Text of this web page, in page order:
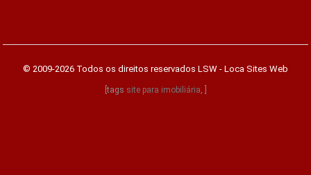
© 2009-2026 Todos os direitos reservados LSW - Loca Sites Web
[tags site para imobiliária, ]